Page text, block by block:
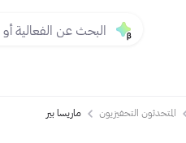
المتحدثون التحفيزيون ماريسا بير